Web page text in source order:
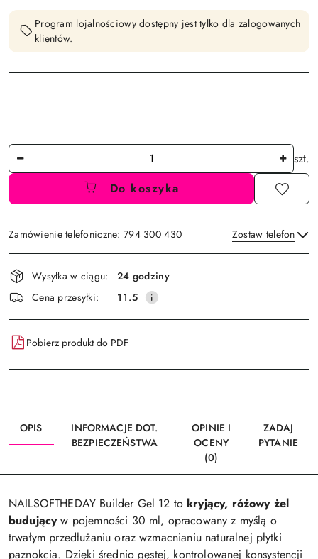
Program lojalnościowy dostępny jest tylko dla zalogowanych
klientów.
Ilość
szt.
Do koszyka
Zamówienie telefoniczne: 794 300 430 Zostaw telefon
Wyślij
Dostępność
i
dostawa
Wysyłka w ciągu:
24 godziny
Cena przesyłki:
11.5
Pobierz produkt do PDF
OPIS
INFORMACJE DOT.
BEZPIECZEŃSTWA
OPINIE I
OCENY
(0)
ZADAJ
PYTANIE
NAILSOFTHEDAY Builder Gel 12 to kryjący, różowy żel
budującyw pojemności 30 ml, opracowany z myślą o
trwałym przedłużaniu oraz wzmacnianiu naturalnej płytki
paznokcia. Dzięki średnio gęstej, kontrolowanej konsystencji